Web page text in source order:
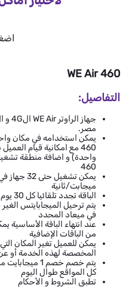
WE Air 460
التفاصيل:
مصر.
460
ميجابت/ثانية
الباقة تجدد تلقائيا كل 30 يوم
يتم ترحيل الميجابايتس
في ميعاد المحدد
عند انتهاء الباقة الأساسية
من الباقات الإضافية
يمكن للعميل تغير المكان
المخصصة لهذه الخدمة أو
كل المواقع طوال اليوم
تطبق الشروط و الأحكام